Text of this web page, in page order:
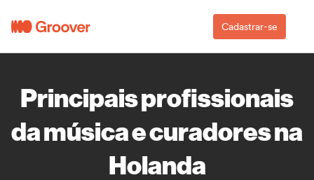
Cadastrar-se
Principais profissionais
da música e curadores na
Holanda